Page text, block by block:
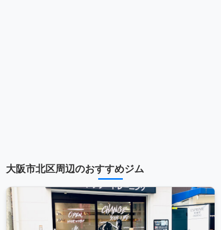
大阪市北区周辺のおすすめジム